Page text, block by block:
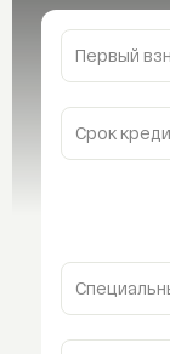
Первый
Срок